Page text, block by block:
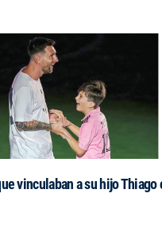
vinculaban a su hijo Thiago